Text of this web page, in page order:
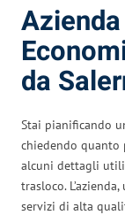
da
Stai pianificando
chiedendo quanto
alcuni dettagli
trasloco.
servizi di alta